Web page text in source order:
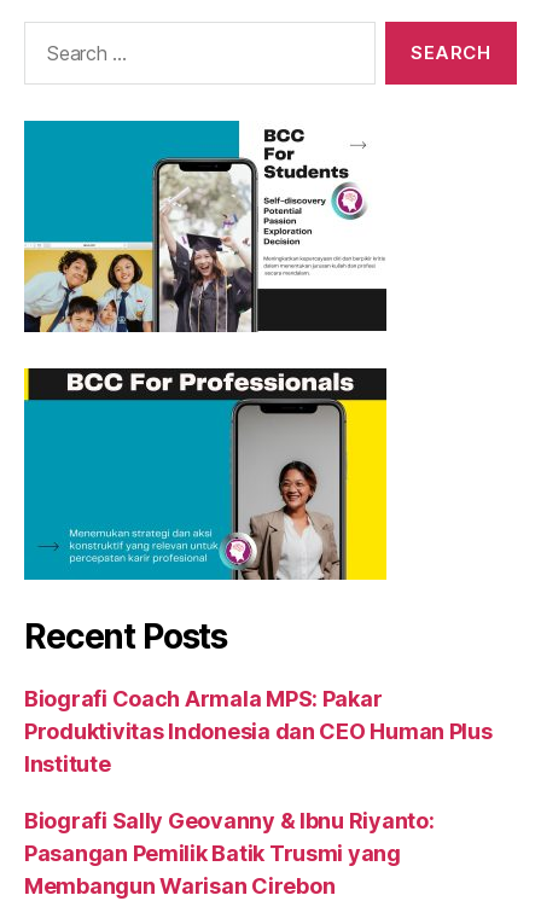
Recent Posts
Biografi Coach Armala MPS: Pakar
Produktivitas Indonesia dan CEO Human Plus
Institute
Biografi Sally Geovanny & Ibnu Riyanto:
Pasangan Pemilik Batik Trusmi yang
Membangun Warisan Cirebon